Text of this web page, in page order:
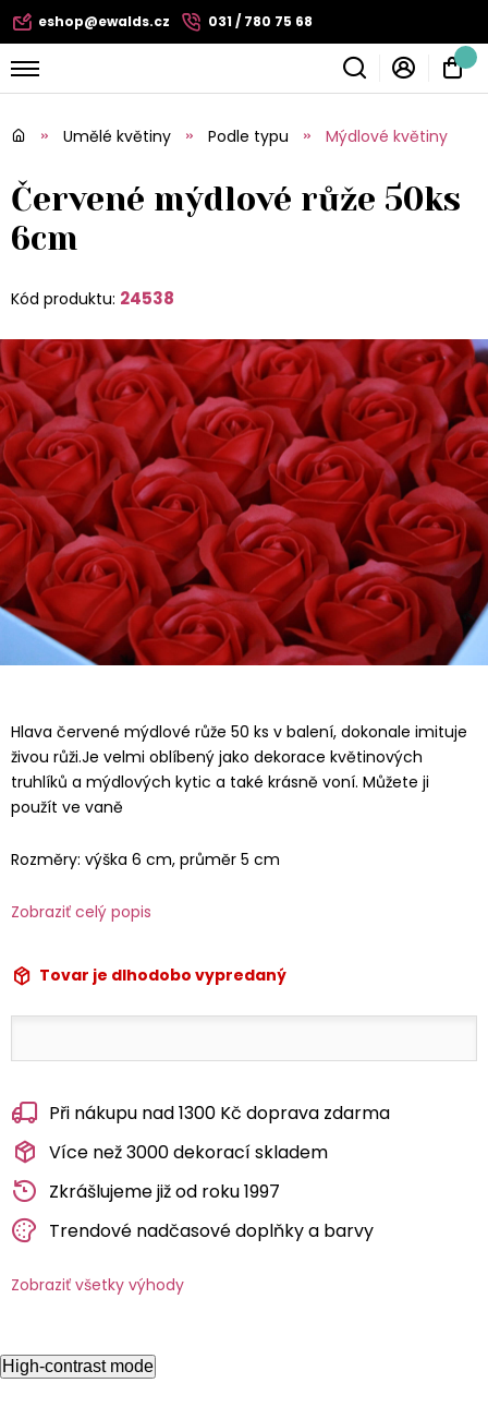
eshop@ewalds.cz 031 / 780 75 68
Umělé květiny Podle typu Mýdlové květiny
Červené mýdlové růže 50ks
6cm
Kód produktu: 24538
Hlava červené mýdlové růže 50 ks v balení, dokonale imituje
živou růži.Je velmi oblíbený jako dekorace květinových
truhlíků a mýdlových kytic a také krásně voní. Můžete ji
použít ve vaně
Rozměry: výška 6 cm, průměr 5 cm
Zobraziť celý popis
Tovar je dlhodobo vypredaný
Při nákupu nad 1300 Kč doprava zdarma
Více než 3000 dekorací skladem
Zkrášlujeme již od roku 1997
Trendové nadčasové doplňky a barvy
Zobraziť všetky výhody
High-contrast mode